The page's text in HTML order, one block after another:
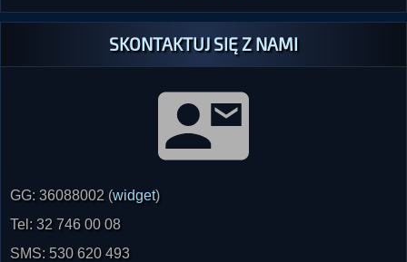
SKONTAKTUJ SIĘ Z NAMI
GG: 36088002 (widget)
Tel: 32 746 00 08
SMS: 530 620 493